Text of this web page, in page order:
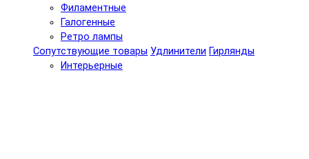
Филаментные
Галогенные
Ретро лампы
Сопутствующие товары Удлинители Гирлянды
Интерьерные